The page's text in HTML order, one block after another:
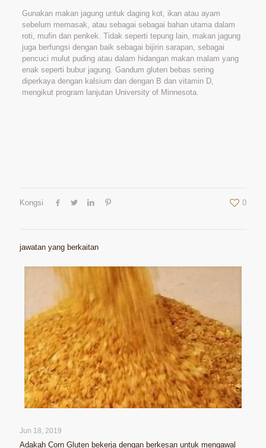
Gunakan makan jagung untuk daging kot, ikan atau ayam
sebelum memasak, atau sebagai sebagai bahan utama dalam
roti, mufin dan penkek. Tidak seperti tepung lain, makan jagung
juga berfungsi dengan baik sebagai bijirin sarapan, sebagai
pencuci mulut puding atau dalam hidangan makan malam yang
enak seperti bubur jagung. Gandum gluten bebas sering
diperkaya dengan kalsium dan dengan B dan vitamin D,
mengikut program lanjutan University of Minnesota.
Kongsi 0
jawatan yang berkaitan
Jun 18, 2019
Adakah Corn Gluten bekerja dengan berkesan untuk mengawal